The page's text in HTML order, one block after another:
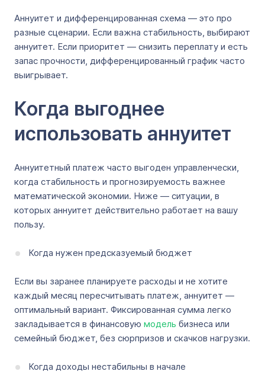
Аннуитет и дифференцированная схема — это про
разные сценарии. Если важна стабильность, выбирают
аннуитет. Если приоритет — снизить переплату и есть
запас прочности, дифференцированный график часто
выигрывает.
Когда выгоднее
использовать аннуитет
Аннуитетный платеж часто выгоден управленчески,
когда стабильность и прогнозируемость важнее
математической экономии. Ниже — ситуации, в
которых аннуитет действительно работает на вашу
пользу.
Когда нужен предсказуемый бюджет
Если вы заранее планируете расходы и не хотите
каждый месяц пересчитывать платеж, аннуитет —
оптимальный вариант. Фиксированная сумма легко
закладывается в финансовую модель бизнеса или
семейный бюджет, без сюрпризов и скачков нагрузки.
Когда доходы нестабильны в начале